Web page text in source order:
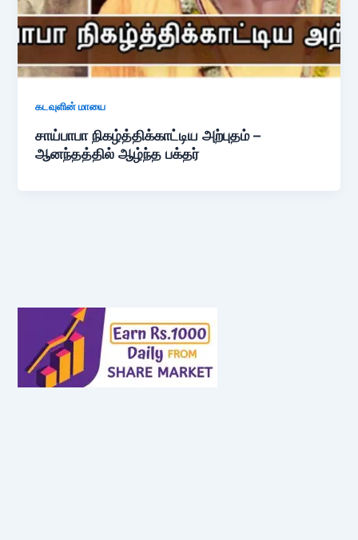
கடவுளின் மாயை
சாய்பாபா நிகழ்த்திக்காட்டிய அற்புதம் –
ஆனந்தத்தில் ஆழ்ந்த பக்தர்